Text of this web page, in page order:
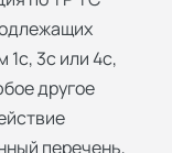
3с или 4с,
другое
перечень,